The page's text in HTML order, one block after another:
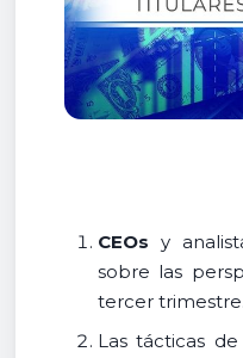
CEOs y
sobre las
tercer
Las tácticas